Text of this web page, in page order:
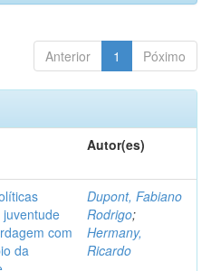
Anterior 1 Póximo
Autor(es)
com
da
Dupont, Fabiano
Rodrigo;
Hermany,
Ricardo